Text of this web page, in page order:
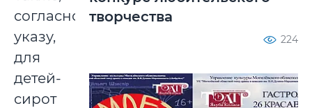
согласно
указу,
для
детей-
сирот
творчества
224